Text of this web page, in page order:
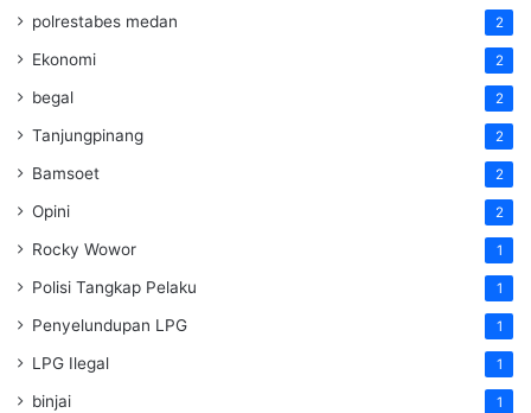
polrestabes medan 2
Ekonomi 2
begal 2
Tanjungpinang 2
Bamsoet 2
Opini 2
Rocky Wowor 1
Polisi Tangkap Pelaku 1
Penyelundupan LPG 1
LPG Ilegal 1
binjai 1